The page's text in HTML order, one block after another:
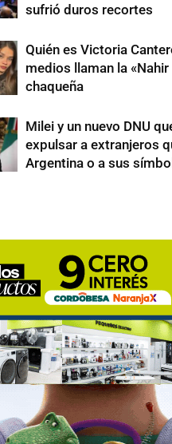
sufrió duros recortes
Quién es Victoria
medios llaman la «Nahir
chaqueña
Milei y un nuevo DNU
expulsar a extranjeros
Argentina o a sus